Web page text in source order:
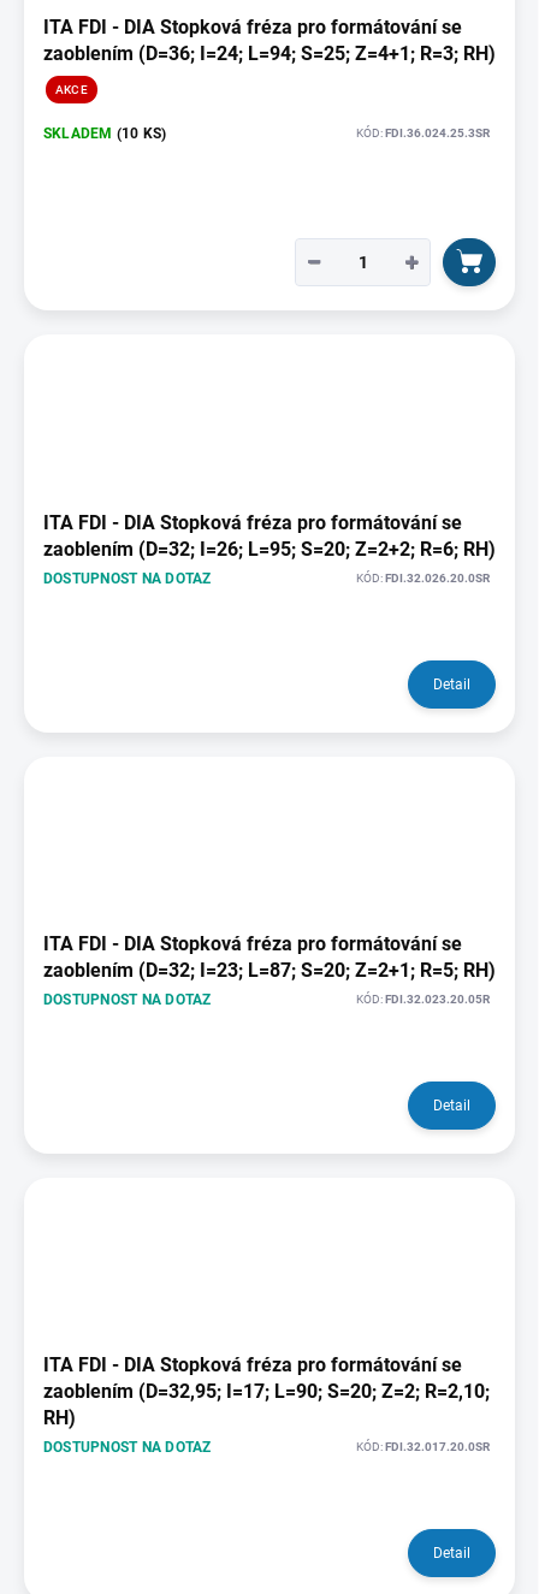
ITA FDI - DIA Stopková fréza pro formátování se
zaoblením (D=36; I=24; L=94; S=25; Z=4+1; R=3; RH)
AKCE
SKLADEM (10 KS) KÓD: FDI.36.024.25.3SR
+
−
ITA FDI - DIA Stopková fréza pro formátování se
zaoblením (D=32; I=26; L=95; S=20; Z=2+2; R=6; RH)
DOSTUPNOST NA DOTAZ KÓD:FDI.32.026.20.0SR
Detail
ITA FDI - DIA Stopková fréza pro formátování se
zaoblením (D=32; I=23; L=87; S=20; Z=2+1; R=5; RH)
DOSTUPNOST NA DOTAZ KÓD:FDI.32.023.20.05R
Detail
ITA FDI - DIA Stopková fréza pro formátování se
zaoblením (D=32,95; I=17; L=90; S=20; Z=2; R=2,10;
RH)
DOSTUPNOST NA DOTAZ KÓD:FDI.32.017.20.0SR
Detail